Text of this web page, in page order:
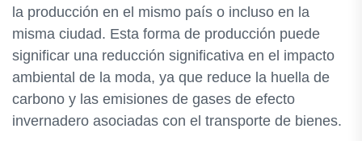
la producción en el mismo país o incluso en la
misma ciudad. Esta forma de producción puede
significar una reducción significativa en el impacto
ambiental de la moda, ya que reduce la huella de
carbono y las emisiones de gases de efecto
invernadero asociadas con el transporte de bienes.